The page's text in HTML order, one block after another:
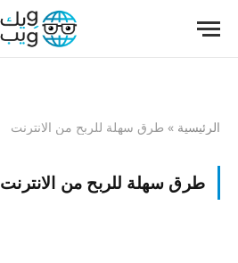
الرئيسية » طرق سهلة للربح من الانترنت
طرق سهلة للربح من الانترنت